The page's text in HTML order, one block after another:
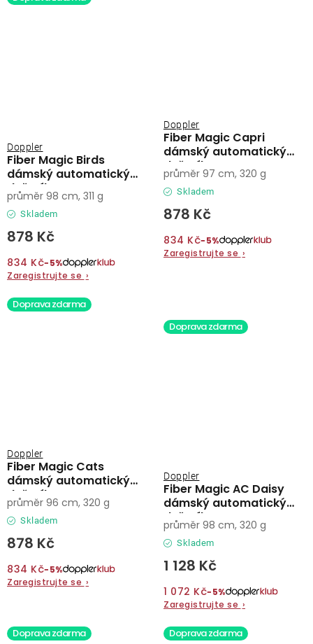
Fiber Magic Birds
dámský automatický
deštník
Doppler
Skladem
878 Kč
834 Kč−5%
Zaregistrujte se ›
průměr 98 cm, 311 g
Fiber Magic Capri
dámský automatický
deštník
Doppler
Skladem
878 Kč
834 Kč−5%
Zaregistrujte se ›
průměr 97 cm, 320 g
Doprava zdarma
Fiber Magic Cats
dámský automatický
deštník
Doppler
Skladem
878 Kč
834 Kč−5%
Zaregistrujte se ›
průměr 96 cm, 320 g
Doprava zdarma
Fiber Magic AC Daisy
dámský automatický
deštník
Doppler
Skladem
1 128 Kč
1 072 Kč−5%
Zaregistrujte se ›
průměr 98 cm, 320 g
Doprava zdarma Doprava zdarma